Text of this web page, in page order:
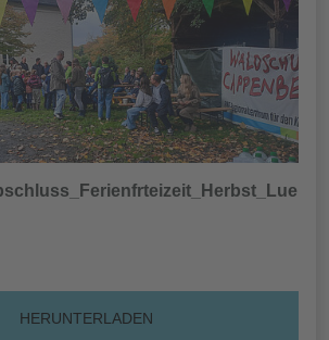
HERUNTERLADEN